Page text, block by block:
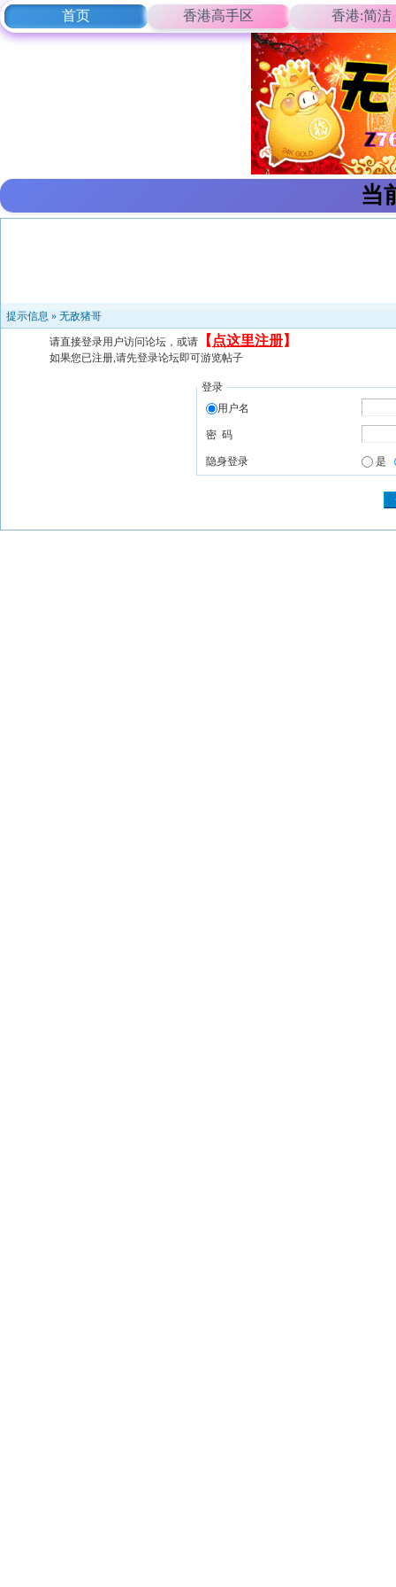
首页 香港高手区 香港:简洁
当
提示信息 » 无敌猪哥
请直接登录用户访问论坛，或请 【 点这里注册】
如果您已注册,请先登录论坛即可游览帖子
登录
用户名
密 码
隐身登录 是